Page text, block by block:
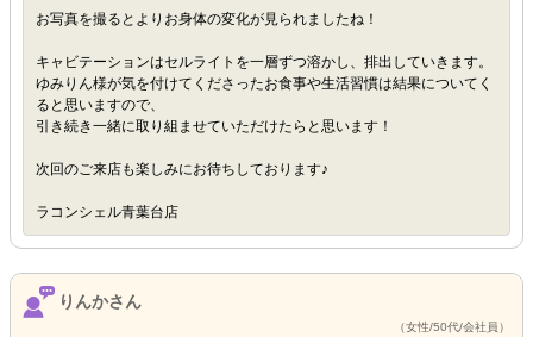
お写真を撮るとよりお身体の変化が見られましたね！
キャビテーションはセルライトを一層ずつ溶かし、排出していきます。
ゆみりん様が気を付けてくださったお食事や生活習慣は結果についてく
ると思いますので、
引き続き一緒に取り組ませていただけたらと思います！
次回のご来店も楽しみにお待ちしております♪
ラコンシェル青葉台店
りんかさん
（女性/50代/会社員）